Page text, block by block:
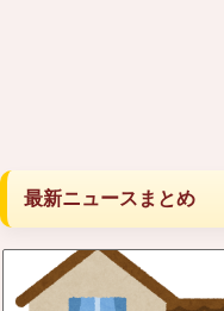
最新ニュースまとめ